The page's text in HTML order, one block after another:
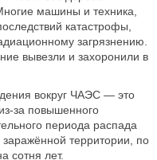
машины и техника,
катастрофы,
загрязнению.
вывезли и захоронили в
вокруг ЧАЭС — это
за повышенного
периода распада
территории, по
сотня лет.